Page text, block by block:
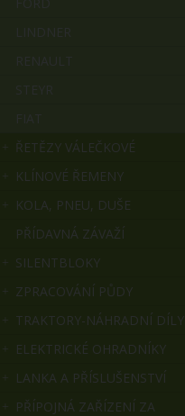
ŘETĚZY VÁLEČKOVÉ
KLÍNOVÉ ŘEMENY
KOLA, PNEU, DUŠE
PŘÍDAVNÁ ZÁVAŽÍ
SILENTBLOKY
ZPRACOVÁNÍ PŮDY
TRAKTORY-NÁHRADNÍ DÍLY
ELEKTRICKÉ OHRADNÍKY
LANKA A PŘÍSLUŠENSTVÍ
PŘÍPOJNÁ ZAŘÍZENÍ ZA